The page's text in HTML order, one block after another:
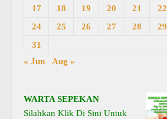
17
18 19 20 21 22
24
25 26 27 28 29
31
« Jun
Aug »
WARTA SEPEKAN
Silahkan Klik Di Sini Untuk